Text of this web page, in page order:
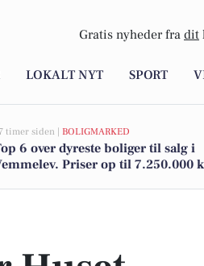
Gratis nyheder fra dit
LOKALT NYT SPORT
timer siden | BOLIGMARKED
6 over dyreste boliger til salg i
Priser op til 7.250.000
med upcyclede